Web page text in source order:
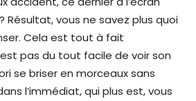
Résultat, vous ne savez plus quoi
Cela est tout à fait
pas du tout facile de voir son
se briser en morceaux sans
l’immédiat, qui plus est, vous